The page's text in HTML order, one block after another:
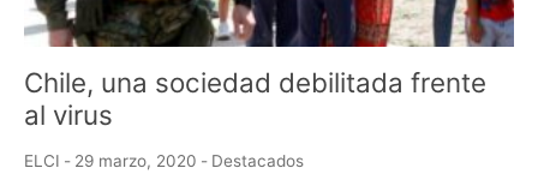
Chile, una sociedad debilitada frente
al virus
ELCI - 29 marzo, 2020 - Destacados